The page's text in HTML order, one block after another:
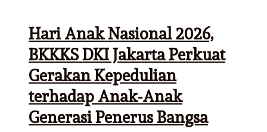
Hari Anak Nasional 2026,
BKKKS DKI Jakarta Perkuat
Gerakan Kepedulian
terhadap Anak-Anak
Generasi Penerus Bangsa